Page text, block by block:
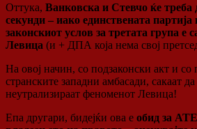
Оттука, Ванковска и Стевчо ќе треба
секунди – иако единствената партија
законскиот услов за третата група е
Левица (и + ДПА која нема свој
На овој начин, со подзаконски акт и
странските западни амбасади, сакаат
неутрализираат феноменот Левица!
Епа другари, бидејќи ова е обид за